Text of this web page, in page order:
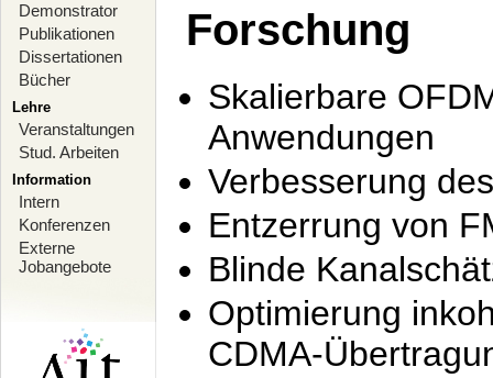
Demonstrator
Publikationen
Dissertationen
Bücher
Lehre
Veranstaltungen
Stud. Arbeiten
Information
Intern
Konferenzen
Externe
Jobangebote
Forschung
Skalierbare
Anwendungen
Verbesserung
Entzerrung von
Blinde
Optimierung
CDMA-